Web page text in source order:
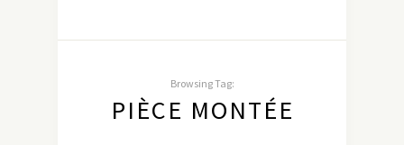
Browsing Tag:
PIÈCE MONTÉE